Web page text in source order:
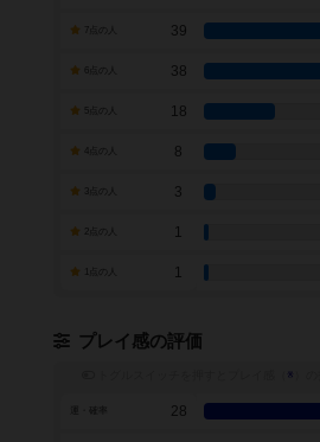
7点の人 39
38
18
8
3
1
1
プレイ感の評価
※
28